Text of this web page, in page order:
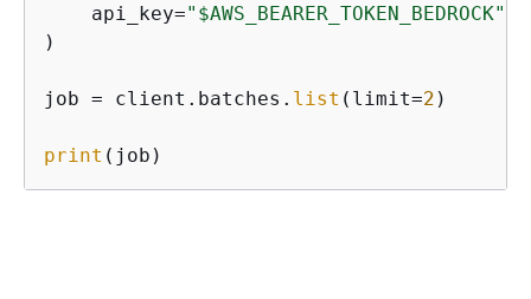
    api_key=
"$AWS_BEARER_TOKEN_BEDROCK"
)
job = client.batches. list (limit=2 )
print (job)